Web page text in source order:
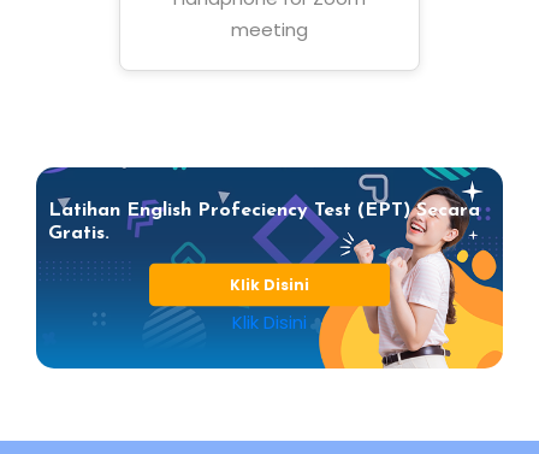
meeting
Latihan English Profeciency Test (EPT) Secara
Gratis.
Klik Disini
Klik Disini